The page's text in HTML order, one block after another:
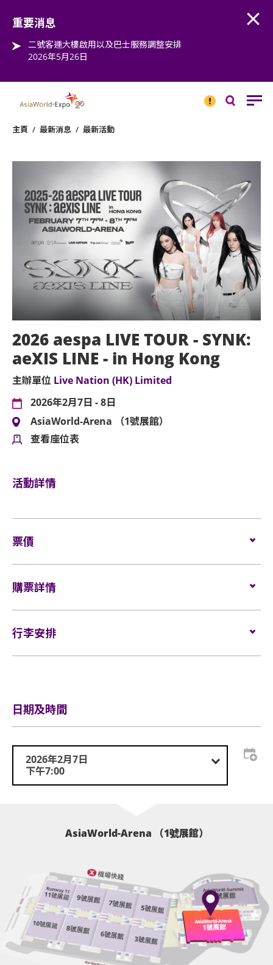
重要消息
二號客運大樓啟用以及巴士服務調整安排
2026年5月26日
消息
主頁 / 最新消息 / 最新活動
2026 aespa LIVE TOUR - SYNK:
aeXIS LINE - in Hong Kong
主辦單位 Live Nation (HK) Limited
2026年2月7日 - 8日
AsiaWorld-Arena （1號展館）
查看座位表
活動詳情
票價
輪椅/看顧人位置：
購票詳情
售。
行李安排
日期及時間
2026年2月7日
下午7:00
AsiaWorld-Arena （1號展館）